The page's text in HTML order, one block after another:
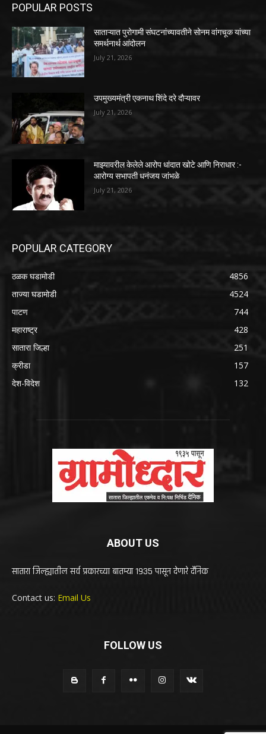
POPULAR POSTS
साताऱ्यात पुरोगामी संघटनांच्यावतीने सोनम वांगचूक यांच्या
समर्थनार्थ आंदोलन
July 21, 2026
उपमुख्यमंत्री एकनाथ शिंदे दरे दौऱ्यावर
July 21, 2026
माझ्यावरील केलेले आरोप धांदात खोटे आणि निराधार :-
आरोग्य सभापती धनंजय जांभळे
July 21, 2026
POPULAR CATEGORY
ठळक घडामोडी
4856
ताज्या घडामोडी
4524
पाटण
744
महाराष्ट्र
428
सातारा जिल्हा
251
क्रीडा
157
देश-विदेश
132
ABOUT US
सातारा जिल्ह्यातील सर्व प्रकारच्या बातम्या 1935 पासून देणारे दैनिक
Contact us: Email Us
FOLLOW US